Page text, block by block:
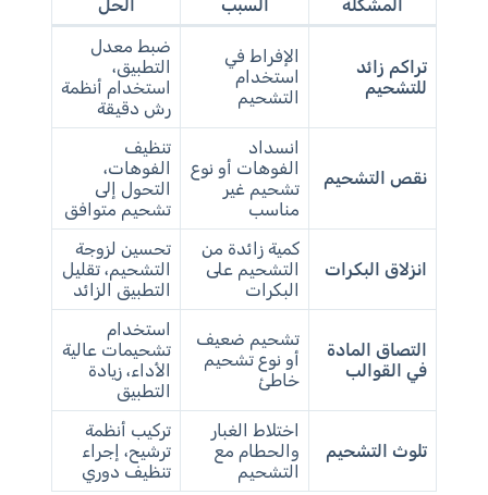
المشكلة السبب الحل
تراكم زائد
للتشحيم
الإفراط في
استخدام
التشحيم
ضبط معدل
التطبيق،
استخدام أنظمة
رش دقيقة
نقص التشحيم
انسداد
الفوهات أو نوع
تشحيم غير
مناسب
تنظيف
الفوهات،
التحول إلى
تشحيم متوافق
انزلاق البكرات
كمية زائدة من
التشحيم على
البكرات
تحسين لزوجة
التشحيم، تقليل
التطبيق الزائد
التصاق المادة
في القوالب
تشحيم ضعيف
أو نوع تشحيم
خاطئ
استخدام
تشحيمات عالية
الأداء، زيادة
التطبيق
تلوث التشحيم
اختلاط الغبار
والحطام مع
التشحيم
تركيب أنظمة
ترشيح، إجراء
تنظيف دوري